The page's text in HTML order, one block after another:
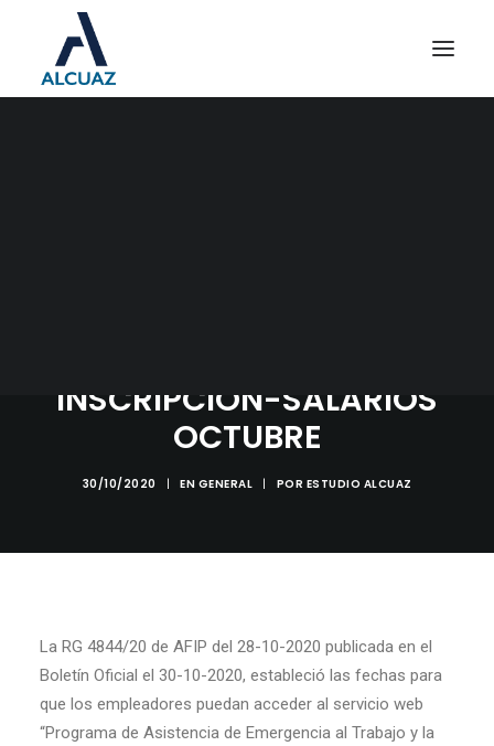
INSCRIPCION-SALARIOS
OCTUBRE
30/10/2020 | EN GENERAL | POR ESTUDIO ALCUAZ
La RG 4844/20 de AFIP del 28-10-2020 publicada en el
Boletín Oficial el 30-10-2020, estableció las fechas para
que los empleadores puedan acceder al servicio web
“Programa de Asistencia de Emergencia al Trabajo y la